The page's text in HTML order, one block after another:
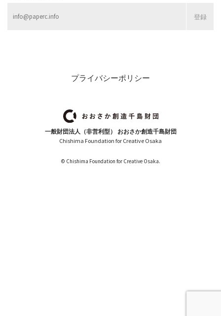
プライバシーポリシー
一般財団法人（非営利型） おおさか創造千島財団
Chishima Foundation for Creative Osaka
© Chishima Foundation for Creative Osaka.